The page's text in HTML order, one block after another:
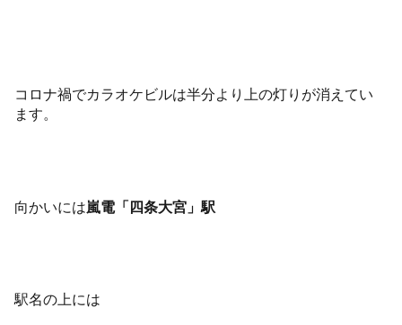
コロナ禍でカラオケビルは半分より上の灯りが消えてい
ます。
向かいには嵐電「四条大宮」駅
駅名の上には